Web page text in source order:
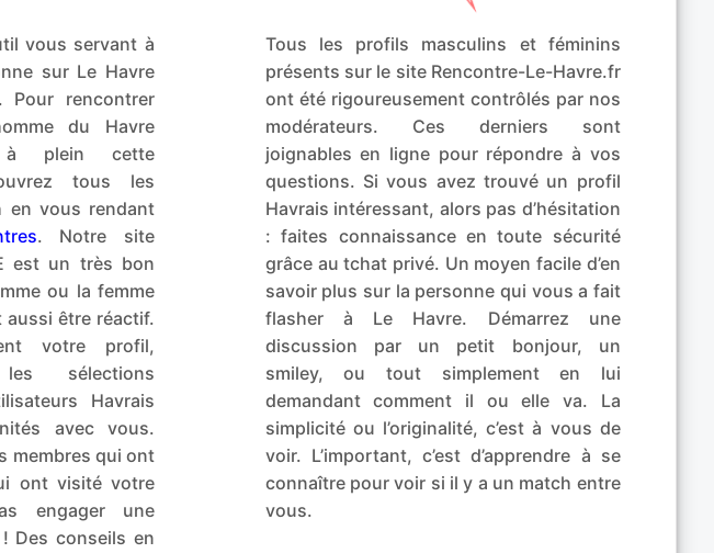
vous servant à
sur Le Havre
Pour rencontrer
du Havre
à plein cette
tous les
en vous rendant
. Notre site
est un très bon
ou la femme
être réactif.
votre profil,
sélections
Havrais
avec vous.
membres qui ont
ont visité votre
engager une
Des conseils en
Tous les profils masculins et féminins
présents sur le site Rencontre-Le-Havre.fr
ont été rigoureusement contrôlés par nos
modérateurs. Ces derniers sont
joignables en ligne pour répondre à vos
questions. Si vous avez trouvé un profil
Havrais intéressant, alors pas d’hésitation
: faites connaissance en toute sécurité
grâce au tchat privé. Un moyen facile d’en
savoir plus sur la personne qui vous a fait
flasher à Le Havre. Démarrez une
discussion par un petit bonjour, un
smiley, ou tout simplement en lui
demandant comment il ou elle va. La
simplicité ou l’originalité, c’est à vous de
voir. L’important, c’est d’apprendre à se
connaître pour voir si il y a un match entre
vous.